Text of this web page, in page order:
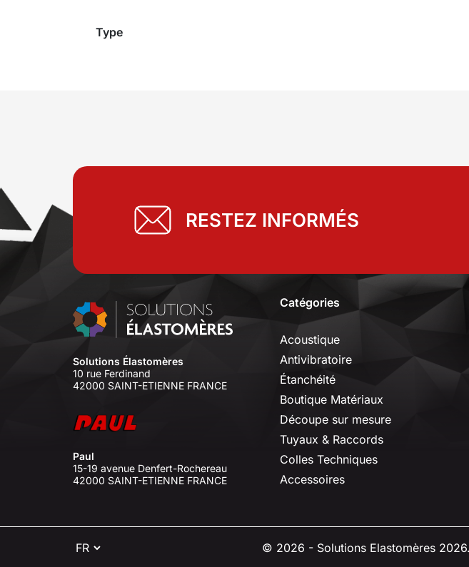
Type
RESTEZ INFORMÉS
Solutions Élastomères
10 rue Ferdinand
42000 SAINT-ETIENNE FRANCE
Paul
15-19 avenue Denfert-Rochereau
42000 SAINT-ETIENNE FRANCE
Catégories
Acoustique
Antivibratoire
Étanchéité
Boutique Matériaux
Découpe sur mesure
Tuyaux & Raccords
Colles Techniques
Accessoires
© 2026 - Solutions Elastomères